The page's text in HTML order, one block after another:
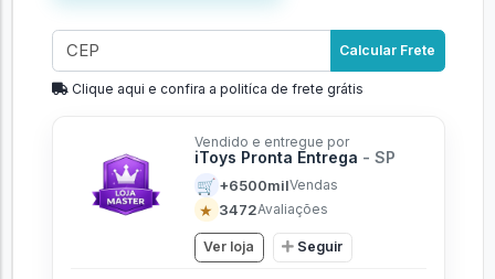
Calcular Frete
Clique aqui e confira a politíca de frete grátis
Vendido e entregue por
iToys Pronta Entrega - SP
🛒 +6500milVendas
★ 3472Avaliações
Ver loja Seguir